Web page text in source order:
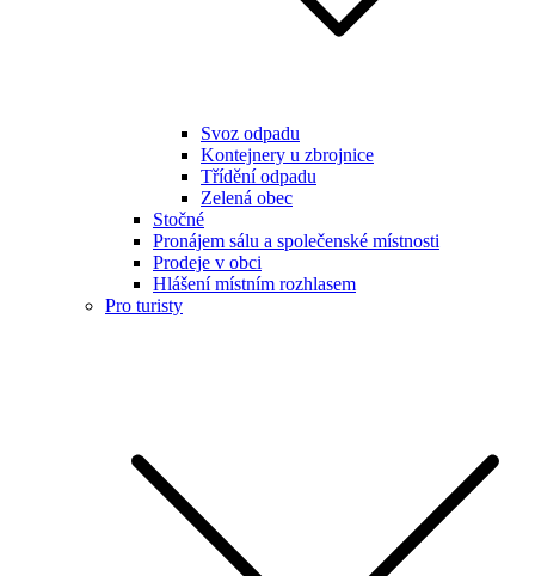
Svoz odpadu
Kontejnery u zbrojnice
Třídění odpadu
Zelená obec
Stočné
Pronájem sálu a společenské místnosti
Prodeje v obci
Hlášení místním rozhlasem
Pro turisty